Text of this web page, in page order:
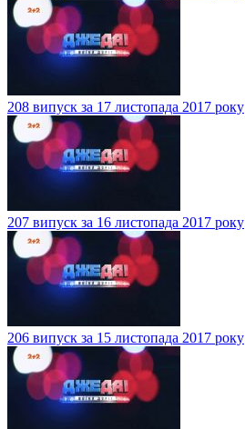
208 випуск за 17 листопада 2017 року
207 випуск за 16 листопада 2017 року
206 випуск за 15 листопада 2017 року